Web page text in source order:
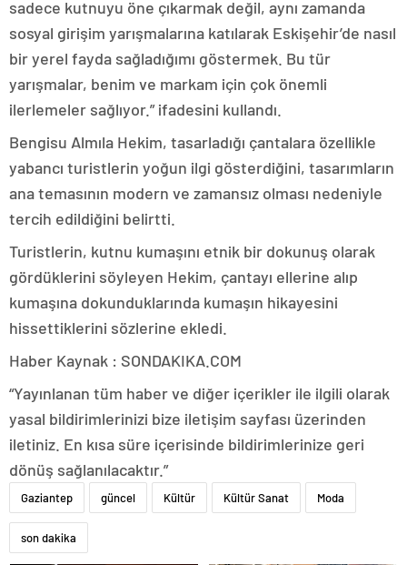
sadece kutnuyu öne çıkarmak değil, aynı zamanda
sosyal girişim yarışmalarına katılarak Eskişehir’de nasıl
bir yerel fayda sağladığımı göstermek. Bu tür
yarışmalar, benim ve markam için çok önemli
ilerlemeler sağlıyor.” ifadesini kullandı.
Bengisu Almıla Hekim, tasarladığı çantalara özellikle
yabancı turistlerin yoğun ilgi gösterdiğini, tasarımların
ana temasının modern ve zamansız olması nedeniyle
tercih edildiğini belirtti.
Turistlerin, kutnu kumaşını etnik bir dokunuş olarak
gördüklerini söyleyen Hekim, çantayı ellerine alıp
kumaşına dokunduklarında kumaşın hikayesini
hissettiklerini sözlerine ekledi.
Haber Kaynak : SONDAKIKA.COM
“Yayınlanan tüm haber ve diğer içerikler ile ilgili olarak
yasal bildirimlerinizi bize iletişim sayfası üzerinden
iletiniz. En kısa süre içerisinde bildirimlerinize geri
dönüş sağlanılacaktır.”
Gaziantep güncel Kültür Kültür Sanat Moda
son dakika